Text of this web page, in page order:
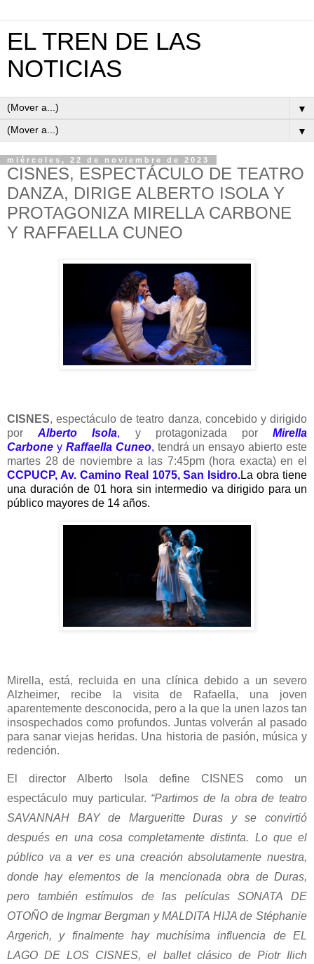
EL TREN DE LAS
NOTICIAS
▼
▼
miércoles, 22 de noviembre de 2023
CISNES, ESPECTÁCULO DE TEATRO
DANZA, DIRIGE ALBERTO ISOLA Y
PROTAGONIZA MIRELLA CARBONE
Y RAFFAELLA CUNEO
CISNES, espectáculo de teatro danza, concebido y dirigido
por
Alberto Isola, y protagonizada por
Mirella
Carbone y Raffaella Cuneo, tendrá un ensayo abierto este
martes 28 de noviembre a las 7:45pm (hora exacta) en el
CCPUCP, Av. Camino Real 1075, San Isidro.La obra tiene
una duración de 01 hora sin intermedio va dirigido para un
público mayores de 14 años.
Mirella, está, recluida en una clínica debido a un severo
Alzheimer, recibe la visita de Rafaella, una joven
aparentemente desconocida, pero a la que la unen lazos tan
insospechados como profundos. Juntas volverán al pasado
para sanar viejas heridas. Una historia de pasión, música y
redención.
El director Alberto Isola define CISNES como un
espectáculo muy particular. “Partimos de la obra de teatro
SAVANNAH BAY de Margueritte Duras y se convirtió
después en una cosa completamente distinta. Lo que el
público va a ver es una creación absolutamente nuestra,
donde hay elementos de la mencionada obra de Duras,
pero también estímulos de las películas SONATA DE
OTOÑO de Ingmar Bergman y MALDITA HIJA de Stéphanie
Argerich, y finalmente hay muchísima influencia de EL
LAGO DE LOS CISNES, el ballet clásico de Piotr Ilich